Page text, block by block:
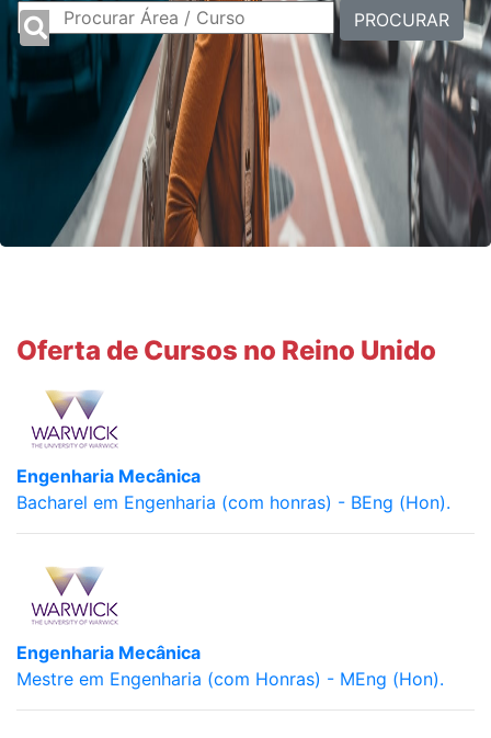
PROCURAR
Oferta de Cursos no Reino Unido
Engenharia Mecânica
Bacharel em Engenharia (com honras) - BEng (Hon).
Engenharia Mecânica
Mestre em Engenharia (com Honras) - MEng (Hon).